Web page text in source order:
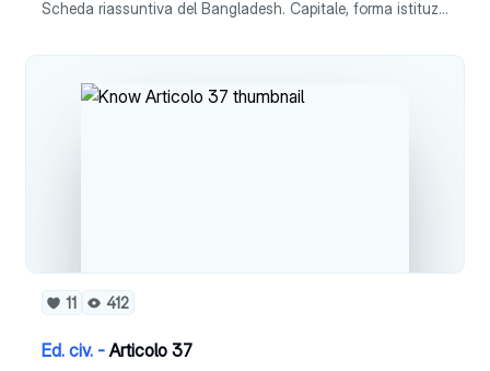
Scheda riassuntiva del Bangladesh. Capitale, forma istituzionale, superficie, popolazione, densità, lingua, religione, moneta, PIL pro capite e ISU.
11 412
Ed. civ. -Articolo 37